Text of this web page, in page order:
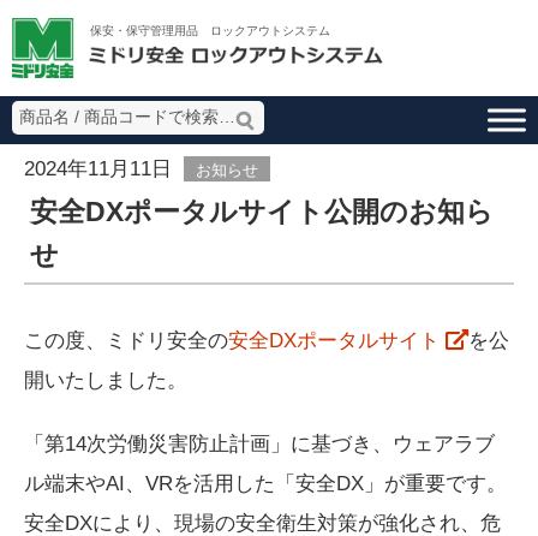
保安・保守管理用品 ロックアウトシステム
2024年11月11日 お知らせ
安全DXポータルサイト公開のお知ら
せ
この度、ミドリ安全の安全DXポータルサイト
を公
開いたしました。
「第14次労働災害防止計画」に基づき、ウェアラブ
ル端末やAI、VRを活用した「安全DX」が重要です。
安全DXにより、現場の安全衛生対策が強化され、危